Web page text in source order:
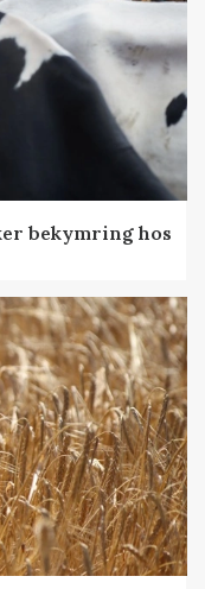
bekymring hos